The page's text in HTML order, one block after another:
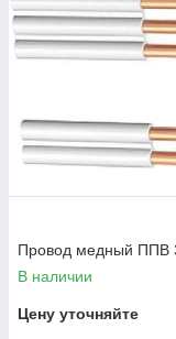
Провод медный ППВ
В наличии
Цену уточняйте